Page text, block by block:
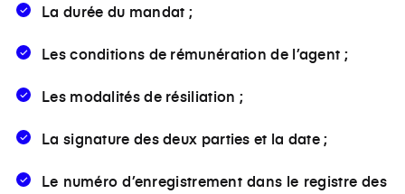
La durée du mandat ;
Les conditions de rémunération de l’agent ;
Les modalités de résiliation ;
La signature des deux parties et la date ;
Le numéro d’enregistrement dans le registre des